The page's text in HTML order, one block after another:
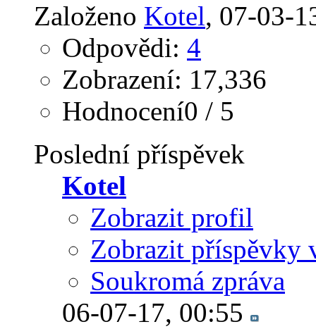
Založeno Kotel‎, 07-03-
Odpovědi: 4
Zobrazení: 17,336
Hodnocení0 / 5
Poslední příspěvek
Kotel
Zobrazit profil
Zobrazit příspěvky
Soukromá zpráva
06-07-17, 00:55